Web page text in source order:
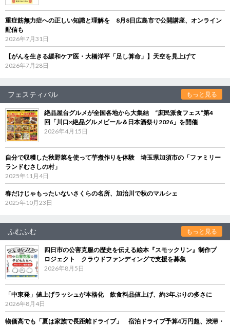
重症筋無力症への正しい知識と理解を 8月8日広島市で公開講座、オンライン
配信も
2026年7月31日
【がんを生きる緩和ケア医・大橋洋平「足し算命」】天空を見上げて
2026年7月28日
フェスティバル もっと見る
絶品屋台グルメが全国各地から大集結 “庶民派食フェス”第4
回「川口×絶品グルメビール＆日本酒祭り2026」を開催
2026年4月15日
自分で収穫した秋野菜を使って芋煮作りを体験 埼玉県加須市の「ファミリー
ランドむさしの村」
2025年11月4日
春だけじゃもったいないさくらの名所、加治川で秋のマルシェ
2025年10月23日
ふむふむ もっと見る
四日市の公害克服の歴史を伝える絵本『スモックリン』制作プ
ロジェクト クラウドファンディングで支援を募集
2026年8月5日
「中東発」値上げラッシュが本格化 飲食料品値上げ、約3年ぶりの多さに
2026年8月4日
物価高でも「夏は家族で長距離ドライブ」 宿泊ドライブ予算4万円超、渋滞・